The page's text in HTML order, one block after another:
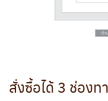
สั่งซื้อได้ 3 ช่องท